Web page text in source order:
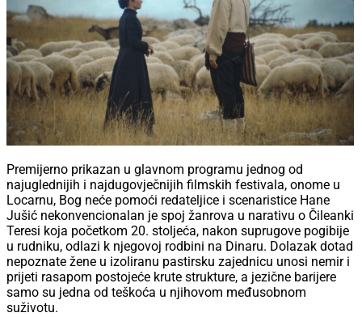
Premijerno prikazan u glavnom programu jednog od
najuglednijih i najdugovječnijih filmskih festivala, onome u
Locarnu, Bog neće pomoći redateljice i scenaristice Hane
Jušić nekonvencionalan je spoj žanrova u narativu o Čileanki
Teresi koja početkom 20. stoljeća, nakon suprugove pogibije
u rudniku, odlazi k njegovoj rodbini na Dinaru. Dolazak dotad
nepoznate žene u izoliranu pastirsku zajednicu unosi nemir i
prijeti rasapom postojeće krute strukture, a jezične barijere
samo su jedna od teškoća u njihovom međusobnom
suživotu.